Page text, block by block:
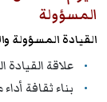
المسؤولة
القيادة المسؤولة
علاقة القيادة
بناء ثقافة